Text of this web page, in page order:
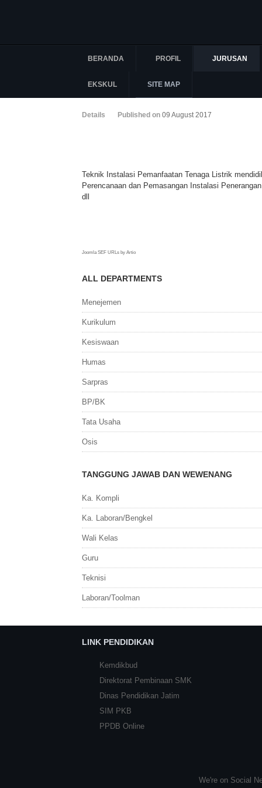
BERANDA PROFIL JURUSAN
EKSKUL SITE MAP
Details Published on 09 August 2017
Teknik Instalasi Pemanfaatan Tenaga Listrik
Perencanaan dan Pemasangan Instalasi
dll
Joomla SEF URLs by Artio
ALL DEPARTMENTS
Menejemen
Kurikulum
Kesiswaan
Humas
Sarpras
BP/BK
Tata Usaha
Osis
TANGGUNG JAWAB DAN WEWENANG
Ka. Kompli
Ka. Laboran/Bengkel
Wali Kelas
Guru
Teknisi
Laboran/Toolman
LINK PENDIDIKAN
Kemdikbud
Direktorat Pembinaan SMK
Dinas Pendidikan Jatim
SIM PKB
PPDB Online
We're on Social